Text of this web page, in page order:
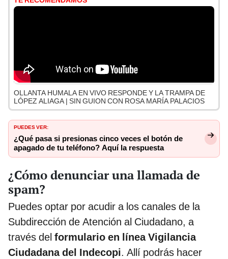
OLLANTA HUMALA EN VIVO RESPONDE Y LA TRAMPA DE
LÓPEZ ALIAGA | SIN GUION CON ROSA MARÍA PALACIOS
PUEDES VER:
¿Qué pasa si presionas cinco veces el botón de
apagado de tu teléfono? Aquí la respuesta
¿Cómo denunciar una llamada de
spam?
Puedes optar por acudir a los canales de la
Subdirección de Atención al Ciudadano, a
través del formulario en línea Vigilancia
Ciudadana del Indecopi. Allí podrás hacer